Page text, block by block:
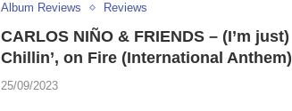
Album Reviews Reviews
CARLOS NIÑO & FRIENDS – (I’m just)
Chillin’, on Fire (International Anthem)
25/09/2023